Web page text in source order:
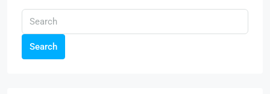
Search